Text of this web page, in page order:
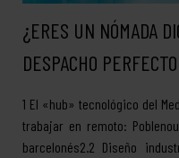
¿ERES UN NÓMADA
DESPACHO
1 El «hub» tecnológico del
trabajar en remoto:
barcelonés2.2 Diseño